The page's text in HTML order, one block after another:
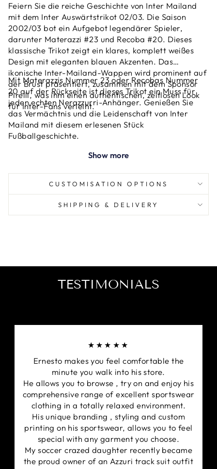
Feiern Sie die reiche Geschichte von Inter Mailand
mit dem Inter Auswärtstrikot 02/03. Die Saison
2002/03 bot ein Aufgebot legendärer Spieler,
darunter Materazzi #23 und Recoba #20. Dieses
klassische Trikot zeigt ein klares, komplett weißes
Design mit eleganten blauen Akzenten. Das
ikonische Inter-Mailand-Wappen wird prominent auf
der Brust präsentiert, zusammen mit dem Sponsor
Pirelli, was ihm einen authentischen, zeitlosen Look
für Inter-Fans verleiht.
Mit Materazzis Nummer 23 oder Recobas Nummer
20 auf der Rückseite ist dieses Trikot ein Muss für
jeden echten Nerazzurri-Anhänger. Genießen Sie
das Vermächtnis und die Leidenschaft von Inter
Mailand mit diesem erlesenen Stück
Fußballgeschichte.
Show more
CUSTOMISATION OPTIONS
SHIPPING & DELIVERY
TESTIMONIALS
★★★★★
Ernesto makes you feel comfortable the
minute you walk into his store.
He allows you to browse , try on and enjoy his
comprehensive range of excellent sportswear
clothing in a totally relaxed environment.
His unique branding , styling and custom
printing on his sportswear, allows you to feel
special with any garment you choose.
My soccer crazed daughter recently became
the proud owner of an Azzuri track suit outfit